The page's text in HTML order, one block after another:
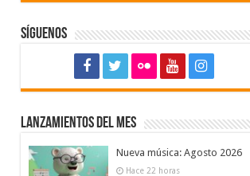
Síguenos
Lanzamientos del mes
Nueva música: Agosto 2026
Hace 22 horas